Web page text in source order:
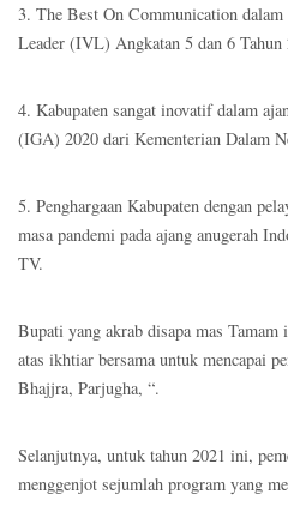
3. The Best On Communication
Leader (IVL) Angkatan 5 dan 6
4. Kabupaten sangat inovatif dalam
(IGA) 2020 dari Kementerian Dalam
5. Penghargaan Kabupaten dengan
masa pandemi pada ajang anugerah
TV.
Bupati yang akrab disapa mas
atas ikhtiar bersama untuk mencapai
Bhajjra, Parjugha, “.
Selanjutnya, untuk tahun 2021 ini,
menggenjot sejumlah program yang